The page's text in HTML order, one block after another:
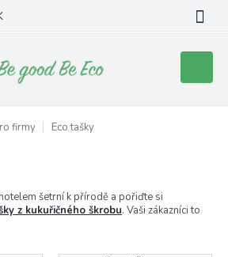
košík
firmy Eco tašky
šetrní k přírodě a pořiďte si
z kukuřičného škrobu. Vaši zákazníci to